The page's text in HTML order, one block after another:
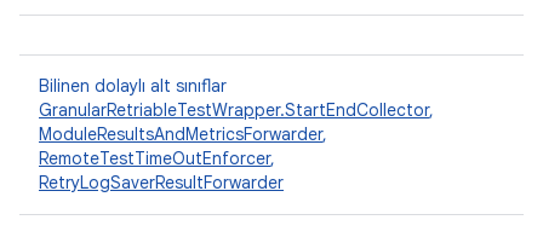
Bilinen dolaylı alt sınıflar
GranularRetriableTestWrapper.StartEndCollector,
ModuleResultsAndMetricsForwarder,
RemoteTestTimeOutEnforcer,
RetryLogSaverResultForwarder